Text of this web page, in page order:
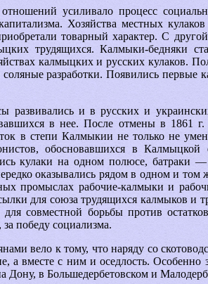
усиливало процесс
Хозяйства местных
товарный характер. С
трудящихся. Калмыки-бедняки
калмыцких и русских кулаков.
разработки. Появились первые
развивались и в русских и
в нее. После отмены в 1861 г.
в степи Калмыкии не только не
обосновавшихся в Калмыцкой
кулаки на одном полюсе, батраки
оказывались рядом в одном и том
промыслах рабочие-калмыки и
для союза трудящихся калмыков и
для совместной борьбы против
победу социализма.
вело к тому, что наряду со
а вместе с ним и оседлость. Особенно
Дону, в Большедербетовском и